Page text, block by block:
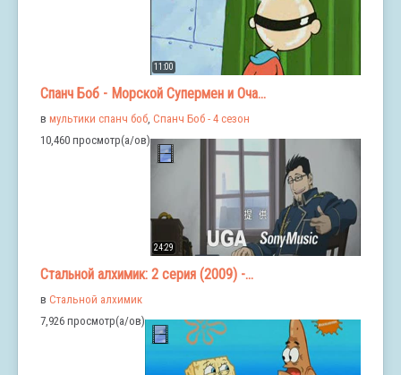
11:00
Спанч Боб - Морской Супермен и Оча...
в мультики спанч боб Спанч Боб - 4 сезон
10,460 просмотр(а/ов)
24:29
Стальной алхимик: 2 серия (2009) -...
в Стальной алхимик
7,926 просмотр(а/ов)